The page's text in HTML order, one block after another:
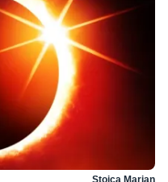
Stoica Marian